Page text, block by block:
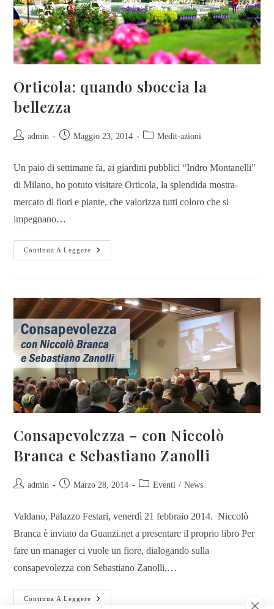
Orticola: quando sboccia la
bellezza
admin Maggio 23, 2014 Medit-azioni
Un paio di settimane fa, ai giardini pubblici “Indro Montanelli”
di Milano, ho potuto visitare Orticola, la splendida mostra-
mercato di fiori e piante, che valorizza tutti coloro che si
impegnano…
Continua A Leggere
Consapevolezza – con Niccolò
Branca e Sebastiano Zanolli
admin Marzo 28, 2014 Eventi / News
Valdano, Palazzo Festari, venerdì 21 febbraio 2014. Niccolò
Branca è inviato da Guanzi.net a presentare il proprio libro Per
fare un manager ci vuole un fiore, dialogando sulla
consapevolezza con Sebastiano Zanolli,…
Continua A Leggere